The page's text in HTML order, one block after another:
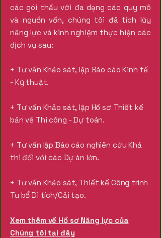
các gói thầu với đa dạng các quy mô
và nguồn vốn, chúng tôi đã tích lũy
năng lực và kinh nghiệm thực hiện các
dịch vụ sau:
+ Tư vấn Khảo sát, lập Báo cáo Kinh tế
- Kỹ thuật.
+ Tư vấn Khảo sát, lập Hồ sơ Thiết kế
bản vẽ Thi công - Dự toán.
+ Tư vấn lập Báo cáo nghiên cứu Khả
thi đối với các Dự án lớn.
+ Tư vấn Khảo sát, Thiết kế Công trình
Tu bổ Di tích/Cải tạo.
Xem thêm về Hồ sơ Năng lực của
Chúng tôi tại đây